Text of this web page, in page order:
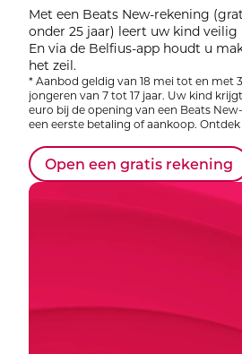
Met een Beats New-rekening
onder 25 jaar) leert uw kind
En via de Belfius-app houdt u
het zeil.
* Aanbod geldig van 18 mei tot en met
jongeren van 7 tot 17 jaar. Uw kind
euro bij de opening van een Beats
een eerste betaling of aankoop. Ontdek
Open een gratis rekening